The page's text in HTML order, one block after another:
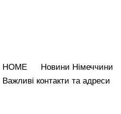
HOME
Новини Німеччини
Bажливі контакти та адреси